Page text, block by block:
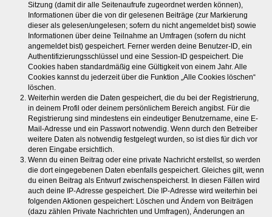
Sitzung (damit dir alle Seitenaufrufe zugeordnet werden können),
Informationen über die von dir gelesenen Beiträge (zur Markierung
dieser als gelesen/ungelesen; sofern du nicht angemeldet bist) sowie
Informationen über deine Teilnahme an Umfragen (sofern du nicht
angemeldet bist) gespeichert. Ferner werden deine Benutzer-ID, ein
Authentifizierungsschlüssel und eine Session-ID gespeichert. Die
Cookies haben standardmäßig eine Gültigkeit von einem Jahr. Alle
Cookies kannst du jederzeit über die Funktion „Alle Cookies löschen“
löschen.
Weiterhin werden die Daten gespeichert, die du bei der Registrierung,
in deinem Profil oder deinem persönlichem Bereich angibst. Für die
Registrierung sind mindestens ein eindeutiger Benutzername, eine E-
Mail-Adresse und ein Passwort notwendig. Wenn durch den Betreiber
weitere Daten als notwendig festgelegt wurden, so ist dies für dich vor
deren Eingabe ersichtlich.
Wenn du einen Beitrag oder eine private Nachricht erstellst, so werden
die dort eingegebenen Daten ebenfalls gespeichert. Gleiches gilt, wenn
du einen Beitrag als Entwurf zwischenspeicherst. In diesen Fällen wird
auch deine IP-Adresse gespeichert. Die IP-Adresse wird weiterhin bei
folgenden Aktionen gespeichert: Löschen und Ändern von Beiträgen
(dazu zählen Private Nachrichten und Umfragen), Änderungen an